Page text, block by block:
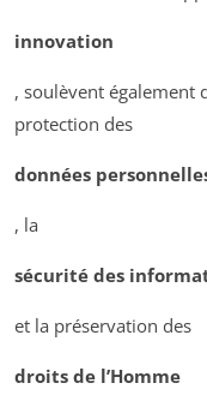
innovation
, soulèvent également
protection des
données
, la
sécurité des
et la préservation des
droits de l’Homme